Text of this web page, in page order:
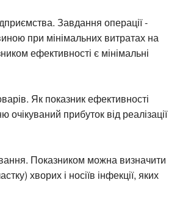
Завдання операції -
при мінімальних витратах на
ефективності є мінімальні
Як показник ефективності
прибуток від реалізації
Показником можна визначити
хворих і носіїв інфекції, яких